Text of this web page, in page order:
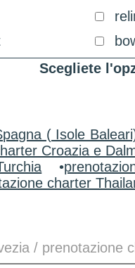
Scegliete
( Isole
Croazia e
•
charter
/ prenotazione